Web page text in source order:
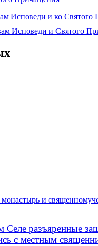
Исповеди и Святого
и
Селе разъяренные
с местным